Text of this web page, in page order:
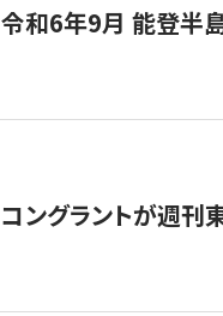
令和6年9月 能登半
コングラントが週刊